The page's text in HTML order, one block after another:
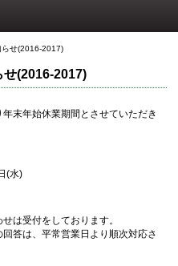
らせ(2016-2017)
(2016-2017)
末年始休業期間とさせていただき
(水)
は受付をしております。
答は、平常営業日より順次対応さ